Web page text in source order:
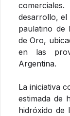
desarrollo, el
paulatino
de Oro,
en las
Argentina.
La iniciativa
estimada de
hidróxido de